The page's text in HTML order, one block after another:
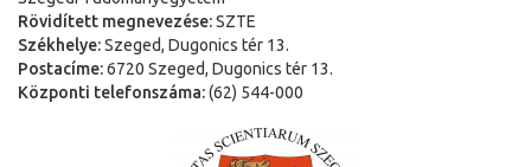
Rövidített megnevezése:SZTE
Székhelye:Szeged, Dugonics tér 13.
Postacíme:6720 Szeged, Dugonics tér 13.
Központi telefonszáma:(62) 544-000